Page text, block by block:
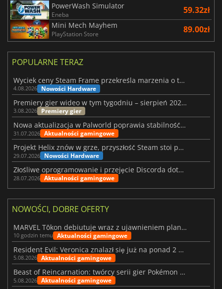
PowerWash Simulator
Eneba 59.32zł
Mini Mech Mayhem
PlayStation Store 89.00zł
POPULARNE TERAZ
Wyciek ceny Steam Frame przekreśla marzenia o tanim zestawie VR
4.08.2026 Nowości Hardware
Premiery gier wideo w tym tygodniu – sierpień 2026 r. (32. tydzień)
3.08.2026 Premiery gier
Nowa aktualizacja w Palworld poprawia stabilność Sunreach i walk z bossami
31.07.2026 Aktualności gamingowe
Projekt Helix znów w grze, przyszłość Steam stoi pod znakiem zapytania
29.07.2026 Nowości Hardware
Złośliwe oprogramowanie i przejęcie Discorda dotknęły Meccha Chameleon
28.07.2026 Aktualności gamingowe
NOWOŚCI, DOBRE OFERTY
MARVEL Tōkon debiutuje wraz z ujawnieniem planu rozwoju na pierwszy rok
10 godzin temu Aktualności gamingowe
Resident Evil: Veronica znalazł się już na ponad 2 milionach list życzeń
5.08.2026 Aktualności gamingowe
Beast of Reincarnation: twórcy serii gier Pokémon wkraczają na nową ścieżkę
5.08.2026 Aktualności gamingowe